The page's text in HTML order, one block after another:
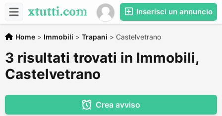
Inserisci un annuncio
Home > Immobili > Trapani > Castelvetrano
3 risultati trovati in Immobili,
Castelvetrano
Crea avviso